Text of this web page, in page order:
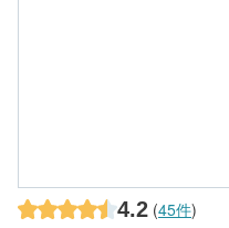
4.2 (45件)